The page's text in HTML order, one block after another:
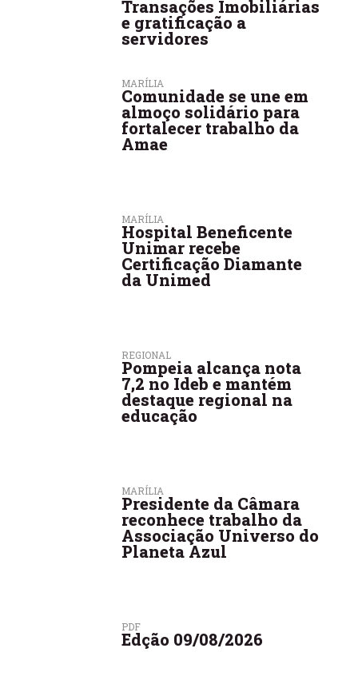
Transações Imobiliárias
e gratificação a
servidores
MARÍLIA
Comunidade se une em
almoço solidário para
fortalecer trabalho da
Amae
MARÍLIA
Hospital Beneficente
Unimar recebe
Certificação Diamante
da Unimed
REGIONAL
Pompeia alcança nota
7,2 no Ideb e mantém
destaque regional na
educação
MARÍLIA
Presidente da Câmara
reconhece trabalho da
Associação Universo do
Planeta Azul
PDF
Edção 09/08/2026